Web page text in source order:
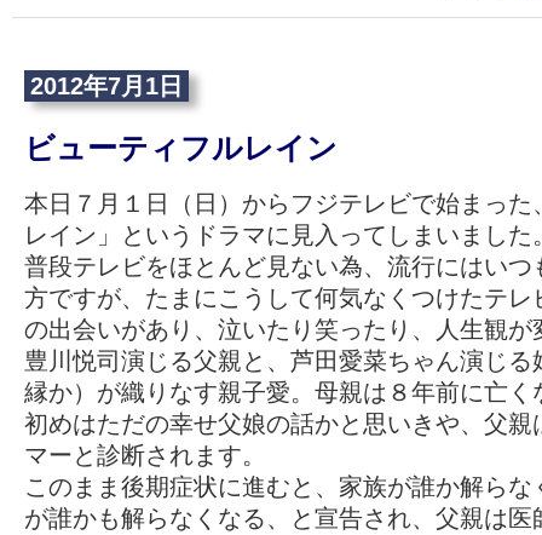
2012年7月1日
ビューティフルレイン
本日７月１日（日）からフジテレビで始まった
レイン」というドラマに見入ってしまいました
普段テレビをほとんど見ない為、流行にはいつ
方ですが、たまにこうして何気なくつけたテレ
の出会いがあり、泣いたり笑ったり、人生観が
豊川悦司演じる父親と、芦田愛菜ちゃん演じ
縁か）が織りなす親子愛。母親は８年前に亡く
初めはただの幸せ父娘の話かと思いきや、父親
マーと診断されます。
このまま後期症状に進むと、家族が誰か解ら
が誰かも解らなくなる、と宣告され、父親は